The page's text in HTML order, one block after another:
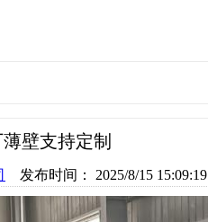
壁支持定制
发布时间： 2025/8/15 15:09:19